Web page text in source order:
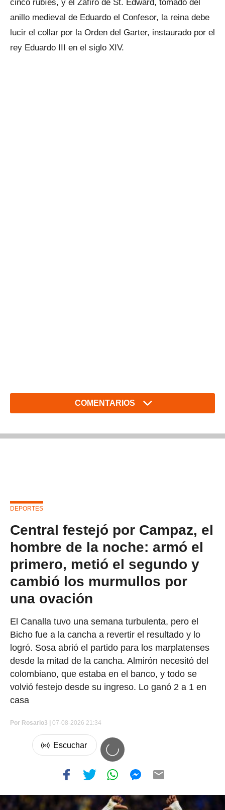
cinco rubíes, y el Zafiro de St. Edward, tomado del
anillo medieval de Eduardo el Confesor, la reina debe
lucir el collar por la Orden del Garter, instaurado por el
rey Eduardo III en el siglo XIV.
COMENTARIOS